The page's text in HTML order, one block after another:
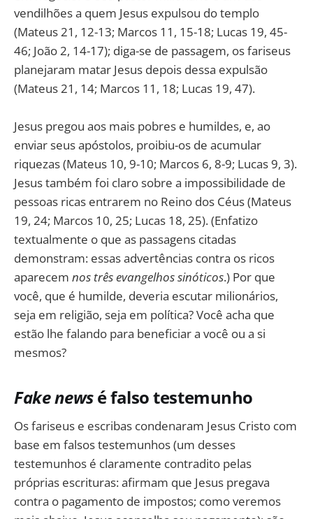
vendilhões a quem Jesus expulsou do templo
(Mateus 21, 12-13; Marcos 11, 15-18; Lucas 19, 45-
46; João 2, 14-17); diga-se de passagem, os fariseus
planejaram matar Jesus depois dessa expulsão
(Mateus 21, 14; Marcos 11, 18; Lucas 19, 47).
Jesus pregou aos mais pobres e humildes, e, ao
enviar seus apóstolos, proibiu-os de acumular
riquezas (Mateus 10, 9-10; Marcos 6, 8-9; Lucas 9, 3).
Jesus também foi claro sobre a impossibilidade de
pessoas ricas entrarem no Reino dos Céus (Mateus
19, 24; Marcos 10, 25; Lucas 18, 25). (Enfatizo
textualmente o que as passagens citadas
demonstram: essas advertências contra os ricos
aparecem nos três evangelhos sinóticos.) Por que
você, que é humilde, deveria escutar milionários,
seja em religião, seja em política? Você acha que
estão lhe falando para beneficiar a você ou a si
mesmos?
Fake newsé falso testemunho
Os fariseus e escribas condenaram Jesus Cristo com
base em falsos testemunhos (um desses
testemunhos é claramente contradito pelas
próprias escrituras: afirmam que Jesus pregava
contra o pagamento de impostos; como veremos